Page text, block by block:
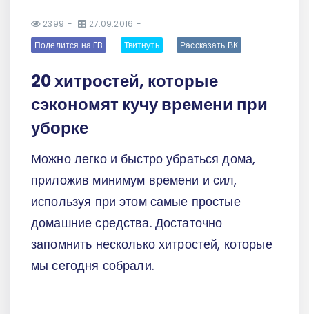
2399
27.09.2016
Поделится на FB
Твитнуть Рассказать ВК
20 хитростей, которые
сэкономят кучу времени при
уборке
Можно легко и быстро убраться дома,
приложив минимум времени и сил,
используя при этом самые простые
домашние средства. Достаточно
запомнить несколько хитростей, которые
мы сегодня собрали.